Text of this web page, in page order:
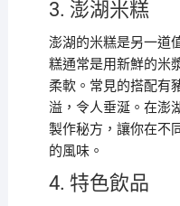
3. 澎湖米糕
澎湖的米糕是另一道
糕通常是用新鮮的米
柔軟。常見的搭配有
溢，令人垂涎。在澎
製作秘方，讓你在不
的風味。
4. 特色飲品